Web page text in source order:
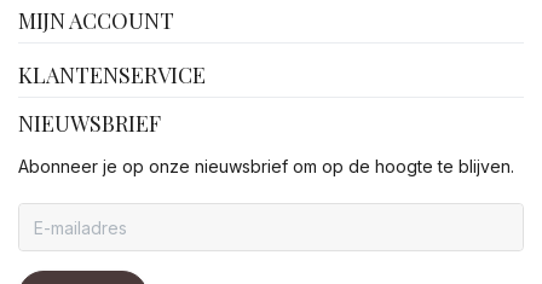
MIJN ACCOUNT
KLANTENSERVICE
NIEUWSBRIEF
Abonneer je op onze nieuwsbrief om op de hoogte te blijven.